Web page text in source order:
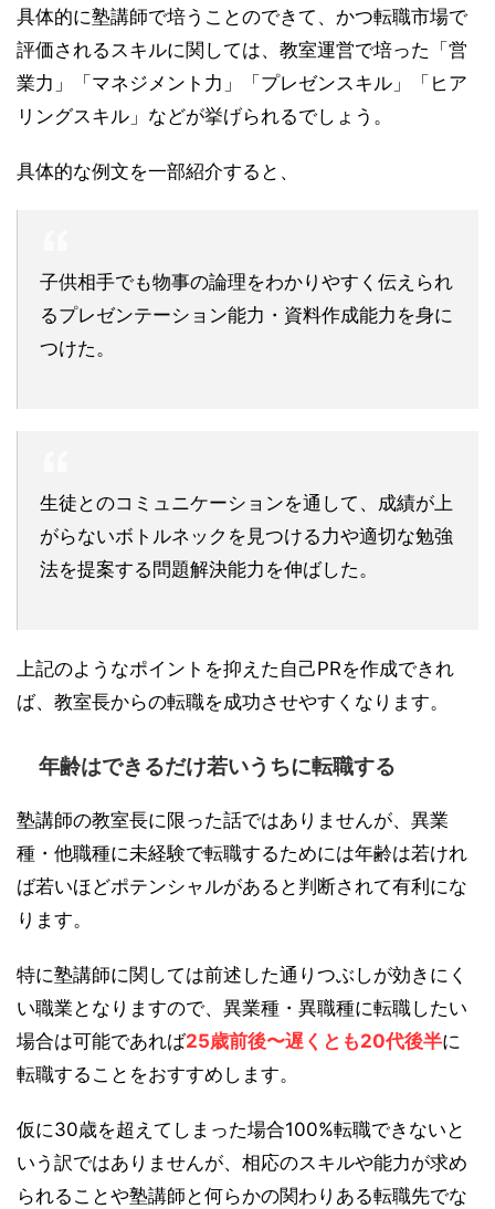
具体的に塾講師で培うことのできて、かつ転職市場で
評価されるスキルに関しては、教室運営で培った「営
業力」「マネジメント力」「プレゼンスキル」「ヒア
リングスキル」などが挙げられるでしょう。
具体的な例文を一部紹介すると、
子供相手でも物事の論理をわかりやすく伝えられ
るプレゼンテーション能力・資料作成能力を身に
つけた。
生徒とのコミュニケーションを通して、成績が上
がらないボトルネックを見つける力や適切な勉強
法を提案する問題解決能力を伸ばした。
上記のようなポイントを抑えた自己PRを作成できれ
ば、教室長からの転職を成功させやすくなります。
年齢はできるだけ若いうちに転職する
塾講師の教室長に限った話ではありませんが、異業
種・他職種に未経験で転職するためには年齢は若けれ
ば若いほどポテンシャルがあると判断されて有利にな
ります。
特に塾講師に関しては前述した通りつぶしが効きにく
い職業となりますので、異業種・異職種に転職したい
場合は可能であれば25歳前後〜遅くとも20代後半に
転職することをおすすめします。
仮に30歳を超えてしまった場合100%転職できないと
いう訳ではありませんが、相応のスキルや能力が求め
られることや塾講師と何らかの関わりある転職先でな